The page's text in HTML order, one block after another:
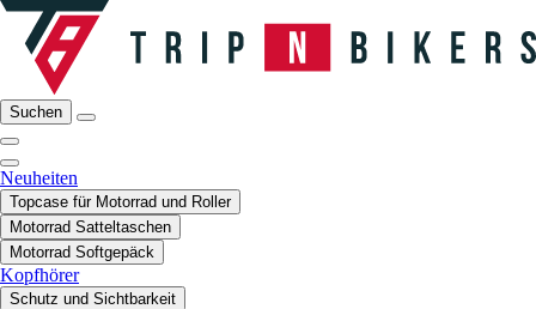
Suchen
Neuheiten
Topcase für Motorrad und Roller
Motorrad Satteltaschen
Motorrad Softgepäck
Kopfhörer
Schutz und Sichtbarkeit